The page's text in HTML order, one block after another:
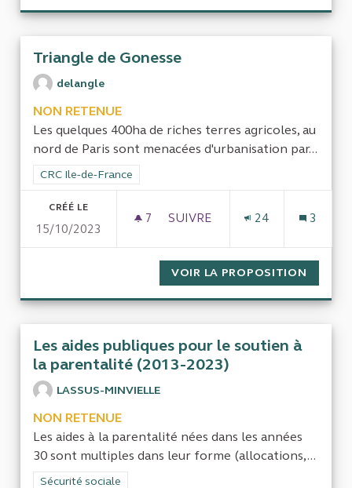
Triangle de Gonesse
delangle
NON RETENUE
Les quelques 400ha de riches terres agricoles, au
nord de Paris sont menacées d'urbanisation par...
Filtrer les résultats de la catégorie : CRC Ile-de-France
CRC Ile-de-France
CRÉÉ LE
15/10/2023
7 7 ABONNÉS
SUIVRE
24 3
VOIR LA PROPOSITION
Les aides publiques pour le soutien à
la parentalité (2013-2023)
LASSUS-MINVIELLE
NON RETENUE
Les aides à la parentalité nées dans les années
30 sont multiples dans leur forme (allocations,...
Filtrer les résultats de la catégorie : Sécurité sociale
Sécurité sociale